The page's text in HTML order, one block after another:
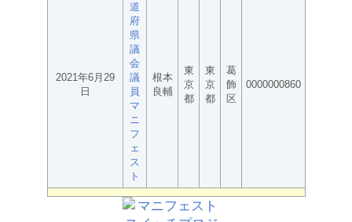
2021年6月29
日
道
府
県
議
会
議
員
マ
ニ
フ
ェ
ス
ト
根本
良輔
東
京
都
東
京
都
葛
飾
区
0000000860